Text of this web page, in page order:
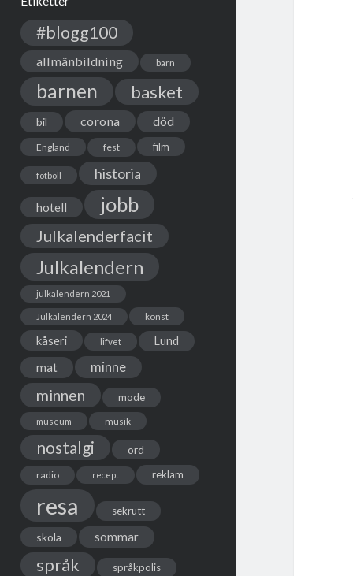
#blogg100
allmänbildning barn
barnen basket
bil corona död
England fest film
fotboll historia
hotell jobb
Julkalenderfacit
Julkalendern
julkalendern 2021
Julkalendern 2024 konst
kåseri lifvet Lund
mat minne
minnen mode
museum musik
nostalgi ord
radio recept reklam
resa sekrutt
skola sommar
språk språkpolis